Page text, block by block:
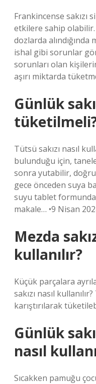
Frankincense sakızı
etkilere sahip
dozlarda alındığında
ishal gibi sorunlar
sorunları olan
aşırı miktarda
Günlük
Tütsü sakızı nasıl
bulunduğu için,
sonra yutabilir,
gece önceden suya
suyu tablet
makale… •9 Nisan
Mezda
kullanılır?
Küçük parçalara
sakızı nasıl
karıştırılarak
Günlük
nasıl
Sıcakken pamuğu